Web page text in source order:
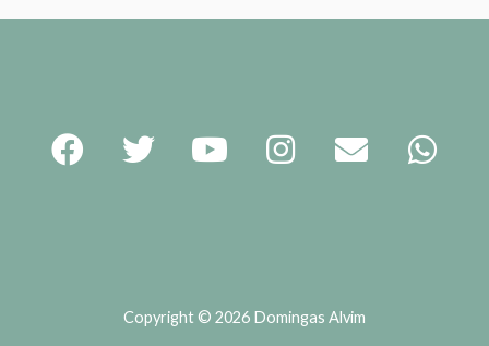
Copyright © 2026 Domingas Alvim